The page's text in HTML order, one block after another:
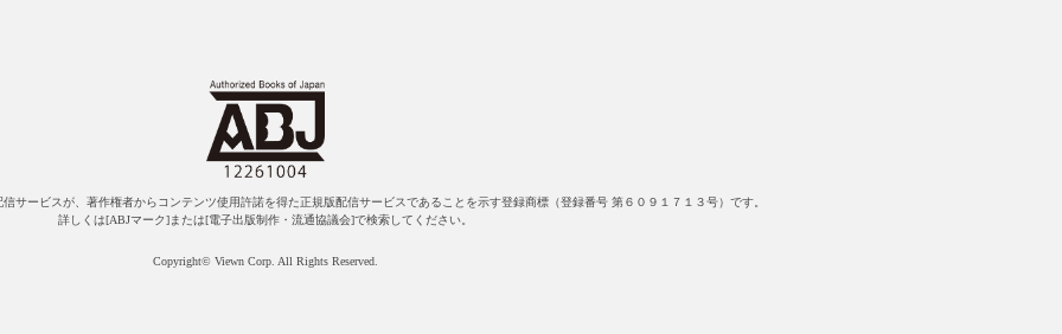
サービスが、著作権者からコンテンツ使用許諾を得た正規版配信サービスであることを示す登録商標（登録番号 第６０９１７１３号）です。
詳しくは[ABJマーク]または[電子出版制作・流通協議会]で検索してください。
Copyright© Viewn Corp. All Rights Reserved.